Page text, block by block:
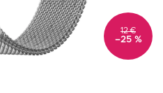
12 €
–25 %